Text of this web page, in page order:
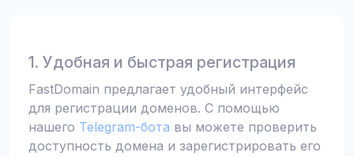
1. Удобная и быстрая регистрация
FastDomain предлагает удобный интерфейс
для регистрации доменов. С помощью
нашего Telegram-бота вы можете проверить
доступность домена и зарегистрировать его